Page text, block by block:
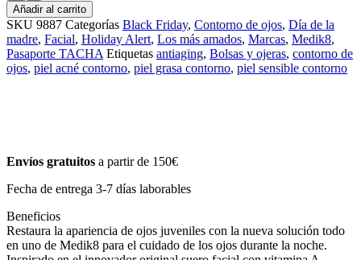
Añadir al carrito
SKU 9887 Categorías Black Friday, Contorno de ojos, Día de la
madre, Facial, Holiday Alert, Los más amados, Marcas, Medik8,
Pasaporte TACHA Etiquetas antiaging, Bolsas y ojeras, contorno de
ojos, piel acné contorno, piel grasa contorno, piel sensible contorno
Envíos gratuitos a partir de 150€
Fecha de entrega 3-7 días laborables
Beneficios
Restaura la apariencia de ojos juveniles con la nueva solución todo
en uno de Medik8 para el cuidado de los ojos durante la noche.